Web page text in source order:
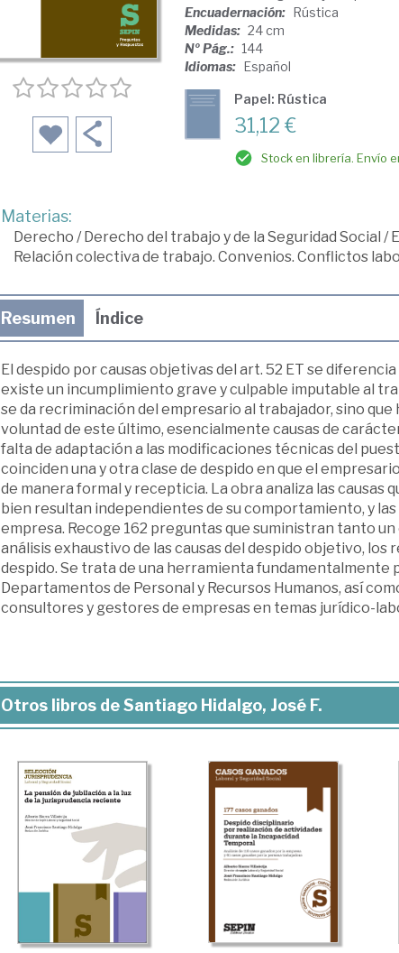
Encuadernación: Rústica
Medidas: 24 cm
Nº Pág.: 144
Idiomas: Español
Papel: Rústica
31,12 €
Stock en librería. Envío
Materias:
Derecho /Derecho del trabajo y de la Seguridad Social /
Relación colectiva de trabajo. Convenios. Conflictos
Resumen Índice
El despido por causas objetivas del art. 52 ET se
existe un incumplimiento grave y culpable imputable al
se da recriminación del empresario al trabajador, sino que
voluntad de este último, esencialmente causas de
falta de adaptación a las modificaciones técnicas del
coinciden una y otra clase de despido en que el
de manera formal y recepticia. La obra analiza las causas
bien resultan independientes de su comportamiento, y
empresa. Recoge 162 preguntas que suministran tanto
análisis exhaustivo de las causas del despido objetivo,
despido. Se trata de una herramienta fundamentalmente
Departamentos de Personal y Recursos Humanos, así
consultores y gestores de empresas en temas jurídico-
Otros libros de Santiago Hidalgo, José F.